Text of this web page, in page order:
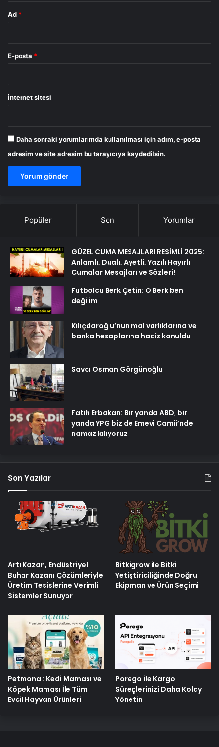
Ad *
E-posta *
İnternet sitesi
Daha sonraki yorumlarımda kullanılması için adım, e-posta
adresim ve site adresim bu tarayıcıya kaydedilsin.
Popüler Son Yorumlar
GÜZEL CUMA MESAJLARI RESİMLİ 2025:
Anlamlı, Dualı, Ayetli, Yazılı Hayırlı
Cumalar Mesajları ve Sözleri!
Futbolcu Berk Çetin: O Berk ben
değilim
Kılıçdaroğlu’nun mal varlıklarına ve
banka hesaplarına haciz konuldu
Savcı Osman Görgünoğlu
Fatih Erbakan: Bir yanda ABD, bir
yanda YPG biz de Emevi Camii’nde
namaz kılıyoruz
Son Yazılar
Artı Kazan, Endüstriyel
Buhar Kazanı Çözümleriyle
Üretim Tesislerine Verimli
Sistemler Sunuyor
Bitkigrow ile Bitki
Yetiştiriciliğinde Doğru
Ekipman ve Ürün Seçimi
Petmona : Kedi Maması ve
Köpek Maması İle Tüm
Evcil Hayvan Ürünleri
Porego ile Kargo
Süreçlerinizi Daha Kolay
Yönetin